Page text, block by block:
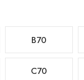
B70
C70